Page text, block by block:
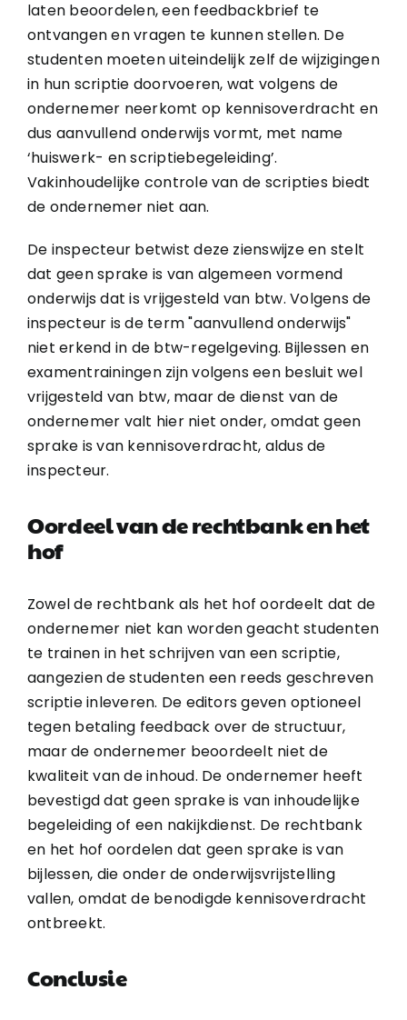
laten beoordelen, een feedbackbrief te
ontvangen en vragen te kunnen stellen. De
studenten moeten uiteindelijk zelf de wijzigingen
in hun scriptie doorvoeren, wat volgens de
ondernemer neerkomt op kennisoverdracht en
dus aanvullend onderwijs vormt, met name
‘huiswerk- en scriptiebegeleiding’.
Vakinhoudelijke controle van de scripties biedt
de ondernemer niet aan.
De inspecteur betwist deze zienswijze en stelt
dat geen sprake is van algemeen vormend
onderwijs dat is vrijgesteld van btw. Volgens de
inspecteur is de term "aanvullend onderwijs"
niet erkend in de btw-regelgeving. Bijlessen en
examentrainingen zijn volgens een besluit wel
vrijgesteld van btw, maar de dienst van de
ondernemer valt hier niet onder, omdat geen
sprake is van kennisoverdracht, aldus de
inspecteur.
Oordeel van de rechtbank en het
hof
Zowel de rechtbank als het hof oordeelt dat de
ondernemer niet kan worden geacht studenten
te trainen in het schrijven van een scriptie,
aangezien de studenten een reeds geschreven
scriptie inleveren. De editors geven optioneel
tegen betaling feedback over de structuur,
maar de ondernemer beoordeelt niet de
kwaliteit van de inhoud. De ondernemer heeft
bevestigd dat geen sprake is van inhoudelijke
begeleiding of een nakijkdienst. De rechtbank
en het hof oordelen dat geen sprake is van
bijlessen, die onder de onderwijsvrijstelling
vallen, omdat de benodigde kennisoverdracht
ontbreekt.
Conclusie